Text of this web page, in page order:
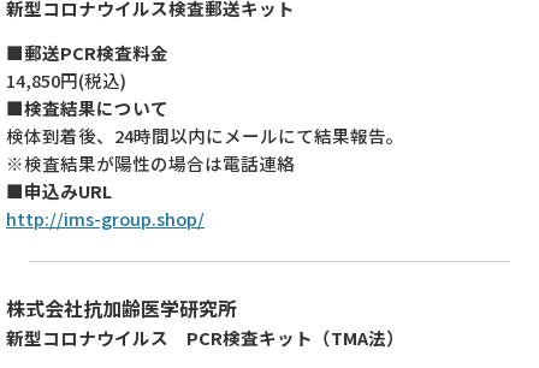
新型コロナウイルス検査郵送キット
■郵送PCR検査料金
14,850円(税込)
■検査結果について
検体到着後、24時間以内にメールにて結果報告。
※検査結果が陽性の場合は電話連絡
■申込みURL
http://ims-group.shop/
株式会社抗加齢医学研究所
新型コロナウイルス PCR検査キット（TMA法）